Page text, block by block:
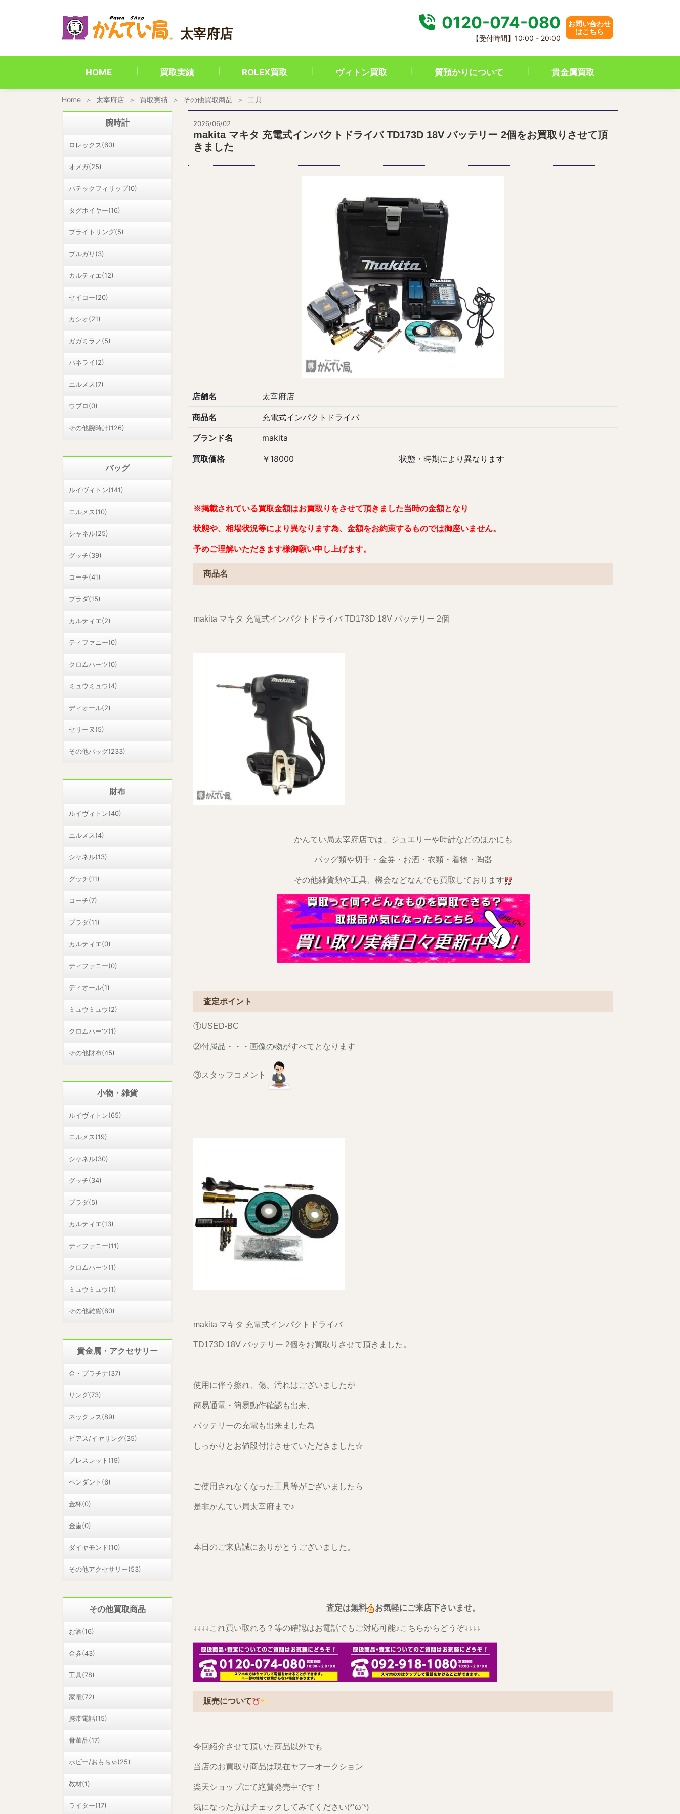
太宰府店
0120-074-080
【受付時間】10:00 - 20:00
お問い合わせ
はこちら
HOME 買取実績 ROLEX買取 ヴィトン買取 質預かりについて 貴金属買取
Home 太宰府店 買取実績 その他買取商品 工具
2026/06/02
makita マキタ 充電式インパクトドライバ TD173D 18V バッテリー 2個をお買取りさせて頂
きました
店舗名 太宰府店
商品名 充電式インパクトドライバ
ブランド名 makita
買取価格 ￥18000 状態・時期により異なります
※掲載されている買取金額はお買取りをさせて頂きました当時の金額となり
状態や、相場状況等により異なります為、金額をお約束するものでは御座いません。
予めご理解いただきます様御願い申し上げます。
商品名
makita マキタ 充電式インパクトドライバ TD173D 18V バッテリー 2個
かんてい局太宰府店では、ジュエリーや時計などのほかにも
バッグ類や切手・金券・お酒・衣類・着物・陶器
その他雑貨類や工具、機会などなんでも買取しております
査定ポイント
①USED-BC
②付属品・・・画像の物がすべてとなります
③スタッフコメント
makita マキタ 充電式インパクトドライバ
TD173D 18V バッテリー 2個をお買取りさせて頂きました。
使用に伴う擦れ、傷、汚れはございましたが
簡易通電・簡易動作確認も出来、
バッテリーの充電も出来ました為
しっかりとお値段付けさせていただきました☆
ご使用されなくなった工具等がございましたら
是非かんてい局太宰府まで♪
本日のご来店誠にありがとうございました。
査定は無料 お気軽にご来店下さいませ。
↓↓↓↓これ買い取れる？等の確認はお電話でもご対応可能♪こちらからどうぞ↓↓↓↓
販売について
今回紹介させて頂いた商品以外でも
当店のお買取り商品は現在ヤフーオークション
楽天ショップにて絶賛発売中です！
気になった方はチェックしてみてください(*’ω’*)
腕時計
ロレックス(60)
オメガ(25)
パテックフィリップ(0)
タグホイヤー(16)
ブライトリング(5)
ブルガリ(3)
カルティエ(12)
セイコー(20)
カシオ(21)
ガガミラノ(5)
パネライ(2)
エルメス(7)
ウブロ(0)
その他腕時計(126)
バッグ
ルイヴィトン(141)
エルメス(10)
シャネル(25)
グッチ(39)
コーチ(41)
プラダ(15)
カルティエ(2)
ティファニー(0)
クロムハーツ(0)
ミュウミュウ(4)
ディオール(2)
セリーヌ(5)
その他バッグ(233)
財布
ルイヴィトン(40)
エルメス(4)
シャネル(13)
グッチ(11)
コーチ(7)
プラダ(11)
カルティエ(0)
ティファニー(0)
ディオール(1)
ミュウミュウ(2)
クロムハーツ(1)
その他財布(45)
小物・雑貨
ルイヴィトン(65)
エルメス(19)
シャネル(30)
グッチ(34)
プラダ(5)
カルティエ(13)
ティファニー(11)
クロムハーツ(1)
ミュウミュウ(1)
その他雑貨(80)
貴金属・アクセサリー
金・プラチナ(37)
リング(73)
ネックレス(89)
ピアス/イヤリング(35)
ブレスレット(19)
ペンダント(6)
金杯(0)
金歯(0)
ダイヤモンド(10)
その他アクセサリー(53)
その他買取商品
お酒(16)
金券(43)
工具(78)
家電(72)
携帯電話(15)
骨董品(17)
ホビー/おもちゃ(25)
教材(1)
ライター(17)